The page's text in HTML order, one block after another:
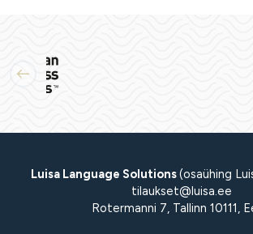
Luisa Language Solutions(osaühing
tilaukset@luisa.ee
Rotermanni 7, Tallinn 10111,